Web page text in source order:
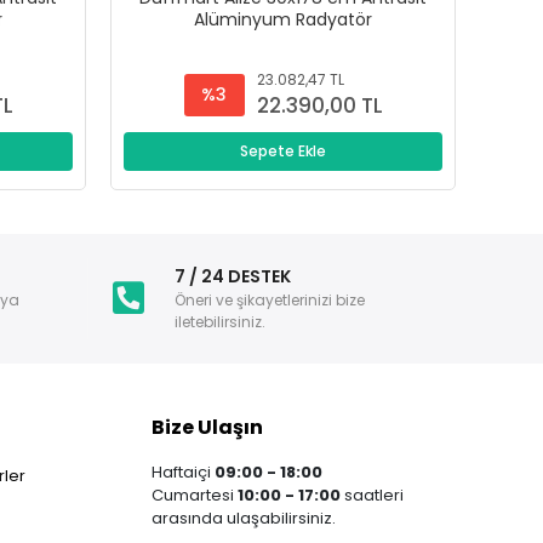
Alüminyum Radyatör
%3
23.082,47 TL
22.390,00 TL
Sepete Ekle
7 / 24 DESTEK
Öneri ve şikayetlerinizi bize
iletebilirsiniz.
Bize Ulaşın
Haftaiçi 09:00 - 18:00
Cumartesi 10:00 - 17:00saatleri
arasında ulaşabilirsiniz.